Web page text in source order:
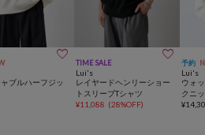

ブルハーフジッ
TIME SALE 
Lui's
レイヤードヘンリーショー
トスリーブTシャツ
¥11,088 (28%OFF)
予約
Lui's
ウォ
クニ
¥